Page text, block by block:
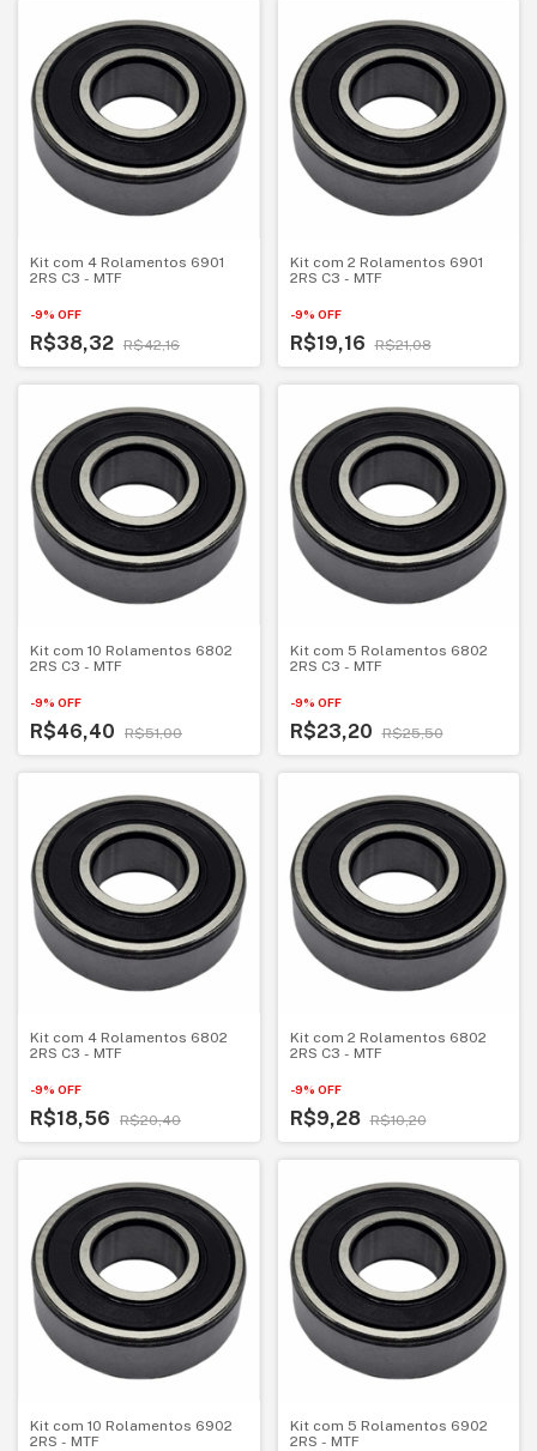
Kit com 4 Rolamentos 6901
2RS C3 - MTF
-9% OFF
R$38,32 R$42,16
Kit com 2 Rolamentos 6901
2RS C3 - MTF
-9% OFF
R$19,16 R$21,08
Kit com 10 Rolamentos 6802
2RS C3 - MTF
-9% OFF
R$46,40 R$51,00
Kit com 5 Rolamentos 6802
2RS C3 - MTF
-9% OFF
R$23,20 R$25,50
Kit com 4 Rolamentos 6802
2RS C3 - MTF
-9% OFF
R$18,56 R$20,40
Kit com 2 Rolamentos 6802
2RS C3 - MTF
-9% OFF
R$9,28 R$10,20
Kit com 10 Rolamentos 6902
2RS - MTF
Kit com 5 Rolamentos 6902
2RS - MTF